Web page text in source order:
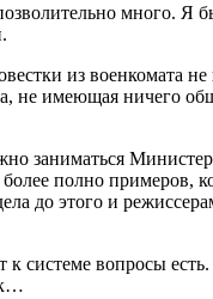
много. Я
из военкомата не
не имеющая ничего
заниматься
полно примеров,
до этого и
вопросы есть.